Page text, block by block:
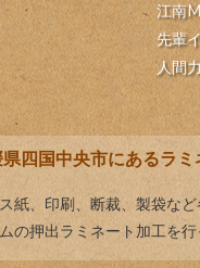
江南
先輩
人間
四国中央市にあるラ
紙、印刷、断裁、製袋な
押出ラミネート加工を行